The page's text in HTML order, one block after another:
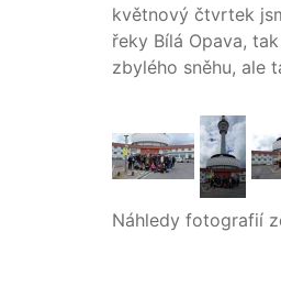
květnový čtvrtek
řeky Bílá Opava,
zbylého sněhu, ale
Náhledy fotografií